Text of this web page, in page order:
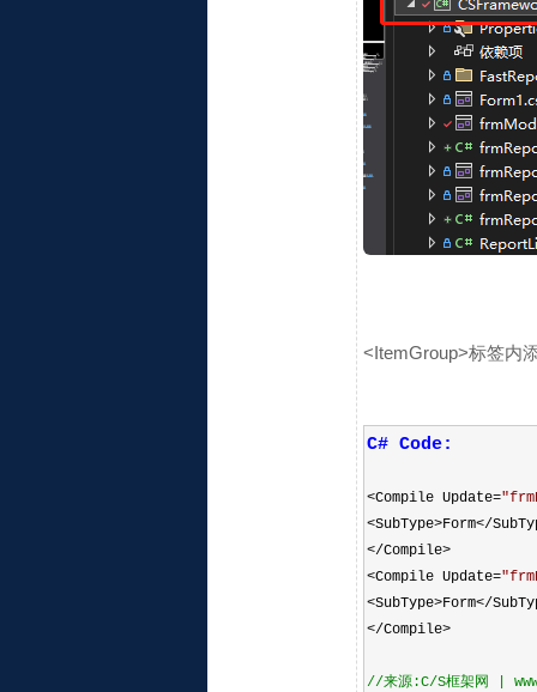
<ItemGroup>标签内
C# Code:
<Compile Update="
<SubType>Form</
</Compile>
<Compile Update="
<SubType>Form</
</Compile>
//来源:C/S框架网 |